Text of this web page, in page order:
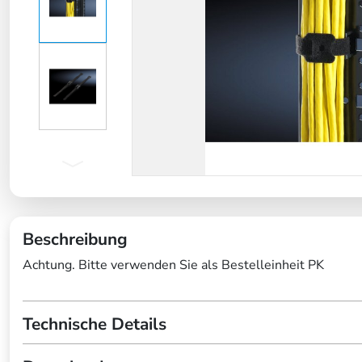
Beschreibung
Achtung. Bitte verwenden Sie als Bestelleinheit PK
Technische Details